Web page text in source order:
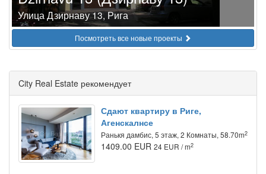
Улица Дзирнаву 13, Рига
Посмотреть все новые проекты
City Real Estate рекомендует
Сдают квартиру в Риге,
Агенскалнсе
Ранькя дамбис, 5 этаж, 2 Комнаты, 58.70m2
1409.00 EUR 24 EUR / m2